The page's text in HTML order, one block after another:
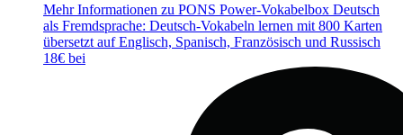
Mehr Informationen zu PONS Power-Vokabelbox Deutsch
als Fremdsprache: Deutsch-Vokabeln lernen mit 800 Karten
übersetzt auf Englisch, Spanisch, Französisch und Russisch
18€ bei